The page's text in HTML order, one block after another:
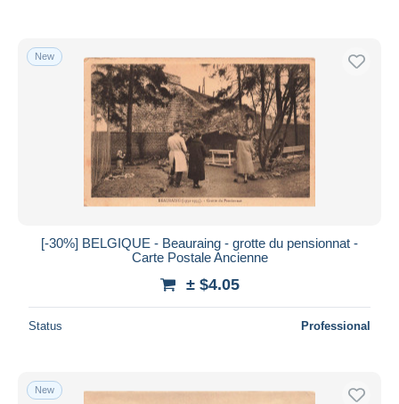
New
[-30%] BELGIQUE - Beauraing - grotte du pensionnat -
Carte Postale Ancienne
± $4.05
Status Professional
New